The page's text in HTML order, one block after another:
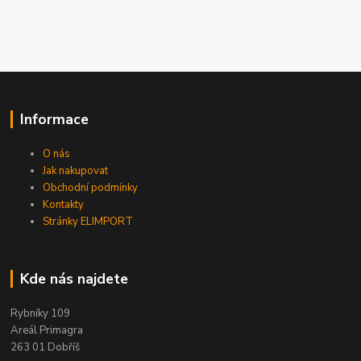
Informace
O nás
Jak nakupovat
Obchodní podmínky
Kontakty
Stránky ELIMPORT
Kde nás najdete
Rybníky 109
Areál Primagra
263 01 Dobříš